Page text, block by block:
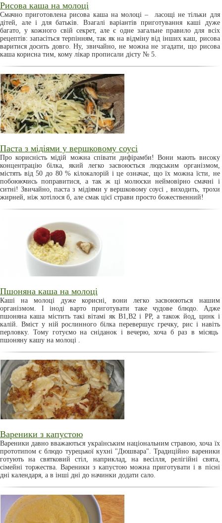
Рисова каша на молоці
Смачно приготовлена рисова каша на молоці – ласощі не тільки для
дітей, але і для батьків. Взагалі варіантів приготування каші дуже
багато, у кожного свій секрет, але є одне загальне правило для всіх
рецептів: запасіться терпінням, так як на відміну від інших каш, рисова
варитися досить довго. Ну, звичайно, не можна не згадати, що рисова
каша корисна тим, кому лікар прописали дієту № 5.
Паста з мідіями у вершковому соусі
Про корисність мідій можна співати дифірамби! Вони мають високу
концентрацію білка, який легко засвоюється людським організмом,
містять від 50 до 80 % кілокалорій і це означає, що їх можна їсти, не
побоюючись поправитися, а так ж ці молюски неймовірно смачні і
ситні! Звичайно, паста з мідіями у вершковому соусі , виходить, трохи
жирней, ніж хотілося б, але смак цієї страви просто божественний!
Пшоняна каша на молоці
Каші на молоці дуже корисні, вони легко засвоюються нашим
організмом. І іноді варто приготувати таке чудове блюдо. Адже
пшоняна каша містить такі вітамі як В1,В2 і РР, а також йод, цинк і
калій. Вміст у ній рослинного білка перевершує гречку, рис і навіть
перловку. Тому готуємо на сніданок і вечерю, хоча б раз в місяць
пшоняну кашу на молоці .
Вареники з капустою
Вареники давно вважаються українським національним стравою, хоча їх
прототипом є блюдо турецької кухні "Дюшвара". Традиційно вареники
готують на святковий стіл, наприклад, на весілля, релігійні свята,
сімейні торжества. Вареники з капустою можна приготувати і в пісні
дні календаря, а в інші дні до начинки додати сало.